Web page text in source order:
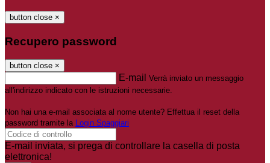
button close ×
Recupero password
button close ×
E-mail Verrà inviato un messaggio
all'indirizzo indicato con le istruzioni necessarie.
Non hai una e-mail associata al nome utente? Effettua il reset della
password tramite la Login Spaggiari
E-mail inviata, si prega di controllare la casella di posta
elettronica!